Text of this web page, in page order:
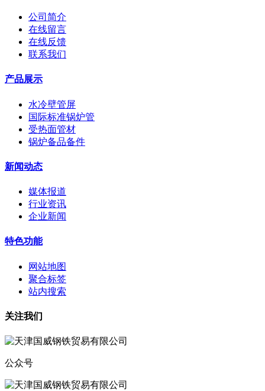
公司简介
在线留言
在线反馈
联系我们
产品展示
水冷壁管屏
国际标准锅炉管
受热面管材
锅炉备品备件
新闻动态
媒体报道
行业资讯
企业新闻
特色功能
网站地图
聚合标签
站内搜索
关注我们
公众号